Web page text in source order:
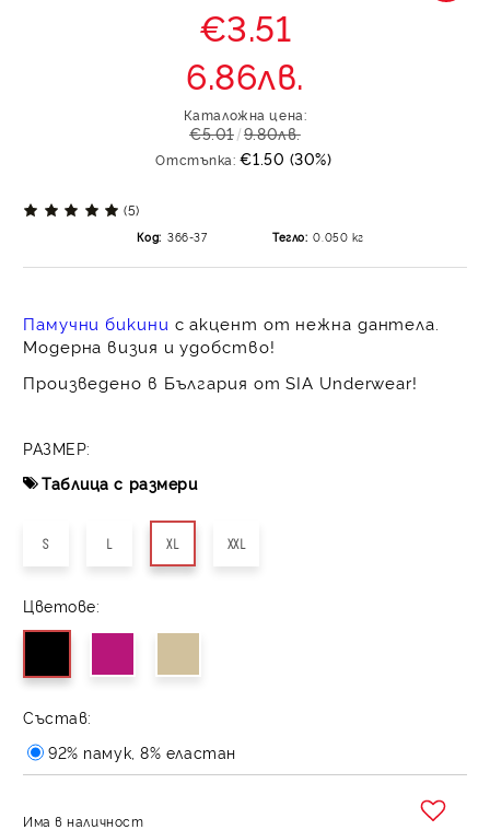
€3.51
6.86лв.
Каталожна цена:
€5.01 9.80лв.
Отстъпка: €1.50 (30%)
(5)
Код: 366-37 Тегло: 0.050 кг
Памучни бикини с акцент от нежна дантела.
Модерна визия и удобство!
Произведено в България от SIA Underwear!
РАЗМЕР:
Таблица с размери
S L XL XXL
Цветове:
Състав:
92% памук, 8% еластан
Има в наличност